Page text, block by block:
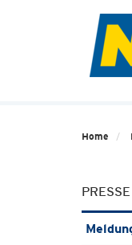
Home
PRESSE